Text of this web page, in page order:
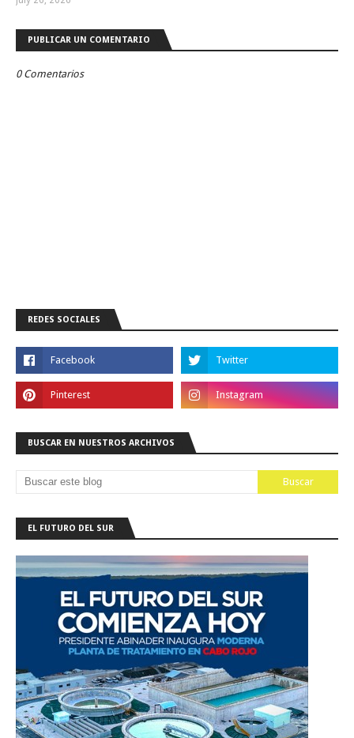
PUBLICAR UN COMENTARIO
0 Comentarios
REDES SOCIALES
BUSCAR EN NUESTROS ARCHIVOS
EL FUTURO DEL SUR